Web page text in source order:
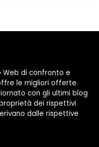
Web di confronto e
le migliori offerte
con gli ultimi blog
dei rispettivi
dalle rispettive